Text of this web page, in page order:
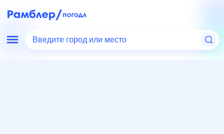
Введите город или место